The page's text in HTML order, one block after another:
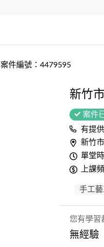
案件編號：4479595
新竹
案件
有提
新竹
單堂
上課
手工
您有學習
無經驗